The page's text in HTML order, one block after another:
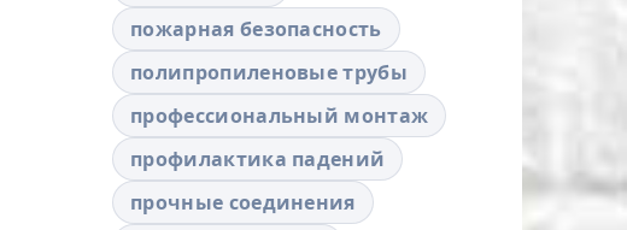
пожарная безопасность
полипропиленовые трубы
профессиональный монтаж
профилактика падений
прочные соединения